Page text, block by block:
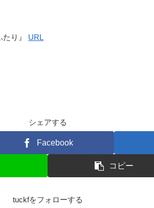
たり』 URL
シェアする
Facebook
コピー
tuckfをフォローする